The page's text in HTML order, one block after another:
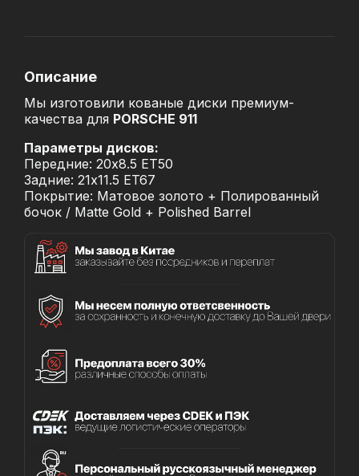
Описание
Мы изготовили кованые диски премиум-
качества для PORSCHE 911
Параметры дисков:
Передние: 20x8.5 ET50
Задние: 21x11.5 ET67
Покрытие: Матовое золото + Полированный
бочок / Matte Gold + Polished Barrel